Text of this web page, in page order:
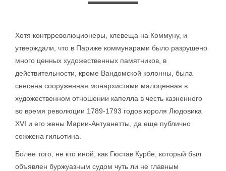
Хотя контрреволюционеры, клевеща на Коммуну, и
утверждали, что в Париже коммунарами было разрушено
много ценных художественных памятников, в
действительности, кроме Вандомской колонны, была
снесена сооруженная монархистами малоценная в
художественном отношении капелла в честь казненного
во время революции 1789-1793 годов короля Людовика
XVI и его жены Марии-Антуанетты, да еще публично
сожжена гильотина.
Более того, не кто иной, как Гюстав Курбе, который был
объявлен буржуазным судом чуть ли не главным